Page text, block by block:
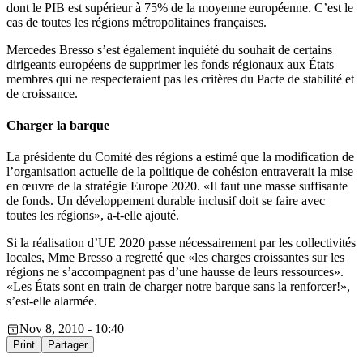
dont le PIB est supérieur à 75% de la moyenne européenne. C’est le
cas de toutes les régions métropolitaines françaises.
Mercedes Bresso s’est également inquiété du souhait de certains
dirigeants européens de supprimer les fonds régionaux aux États
membres qui ne respecteraient pas les critères du Pacte de stabilité et
de croissance.
Charger la barque
La présidente du Comité des régions a estimé que la modification de
l’organisation actuelle de la politique de cohésion entraverait la mise
en œuvre de la stratégie Europe 2020. «Il faut une masse suffisante
de fonds. Un développement durable inclusif doit se faire avec
toutes les régions», a-t-elle ajouté.
Si la réalisation d’UE 2020 passe nécessairement par les collectivités
locales, Mme Bresso a regretté que «les charges croissantes sur les
régions ne s’accompagnent pas d’une hausse de leurs ressources».
«Les États sont en train de charger notre barque sans la renforcer!»,
s’est-elle alarmée.
Nov 8, 2010 - 10:40
Print Partager